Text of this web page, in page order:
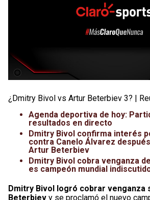
¿Dmitry Bivol vs Artur Beterbiev 3? |
Agenda deportiva de hoy:
resultados en directo
Dmitry Bivol confirma interés
contra Canelo Álvarez
Artur Beterbiev
Dmitry Bivol cobra venganza
es campeón mundial
Dmitry Bivol logró cobrar venganza
Beterbiev y se proclamó el nuevo